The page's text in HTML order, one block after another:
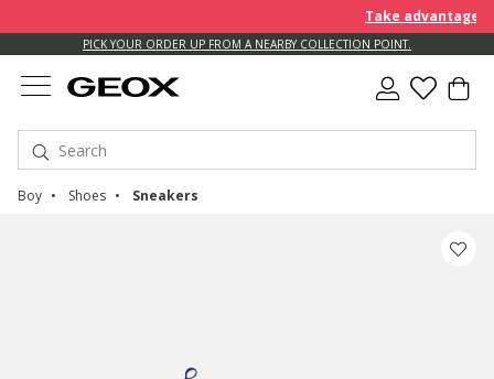
Take advantage of an
PICK YOUR ORDER UP FROM A NEARBY COLLECTION POINT.
Boy Shoes Sneakers